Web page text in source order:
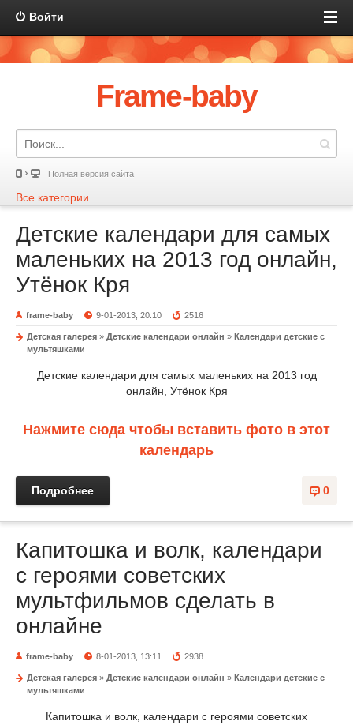
Войти
Frame-baby
Полная версия сайта
Все категории
Детские календари для самых
маленьких на 2013 год онлайн,
Утёнок Кря
frame-baby 9-01-2013, 20:10 2516
Детская галерея » Детские календари онлайн » Календари детские с
мультяшками
Детские календари для самых маленьких на 2013 год
онлайн, Утёнок Кря
Нажмите сюда чтобы вставить фото в этот
календарь
0
Подробнее
Капитошка и волк, календари
с героями советских
мультфильмов сделать в
онлайне
frame-baby 8-01-2013, 13:11 2938
Детская галерея » Детские календари онлайн » Календари детские с
мультяшками
Капитошка и волк, календари с героями советских